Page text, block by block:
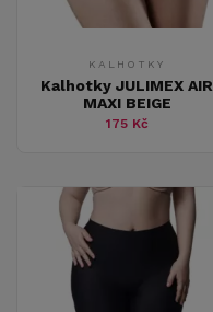
KALHOTKY
Kalhotky JULIMEX AIR
MAXI BEIGE
175 Kč